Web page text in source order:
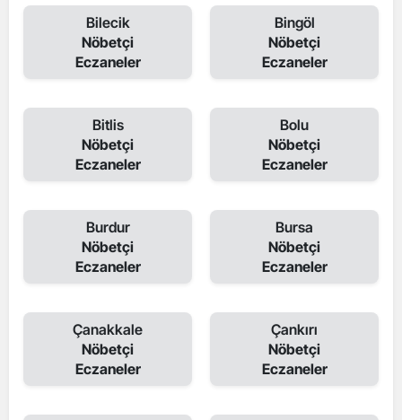
Bilecik
Nöbetçi
Eczaneler
Bingöl
Nöbetçi
Eczaneler
Bitlis
Nöbetçi
Eczaneler
Bolu
Nöbetçi
Eczaneler
Burdur
Nöbetçi
Eczaneler
Bursa
Nöbetçi
Eczaneler
Çanakkale
Nöbetçi
Eczaneler
Çankırı
Nöbetçi
Eczaneler